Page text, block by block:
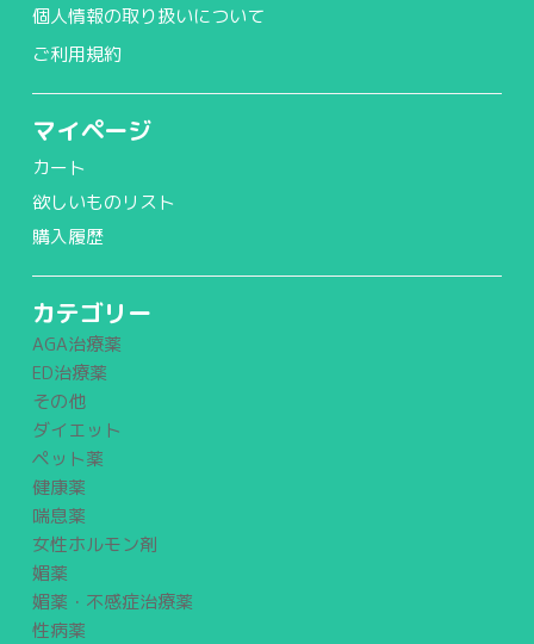
個人情報の取り扱いについて
ご利用規約
マイページ
カート
欲しいものリスト
購入履歴
カテゴリー
AGA治療薬
ED治療薬
その他
ダイエット
ペット薬
健康薬
喘息薬
女性ホルモン剤
媚薬
媚薬・不感症治療薬
性病薬